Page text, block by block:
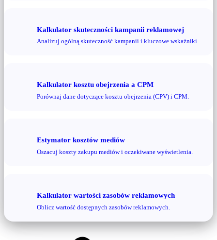
Kalkulator skuteczności kampanii reklamowej
Analizuj ogólną skuteczność kampanii i kluczowe wskaźniki.
Kalkulator kosztu obejrzenia a CPM
Porównaj dane dotyczące kosztu obejrzenia (CPV) i CPM.
Estymator kosztów mediów
Oszacuj koszty zakupu mediów i oczekiwane wyświetlenia.
Kalkulator wartości zasobów reklamowych
Oblicz wartość dostępnych zasobów reklamowych.